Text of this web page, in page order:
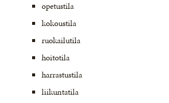
opetustila
kokoustila
ruokailutila
hoitotila
harrastustila
liikuntatila